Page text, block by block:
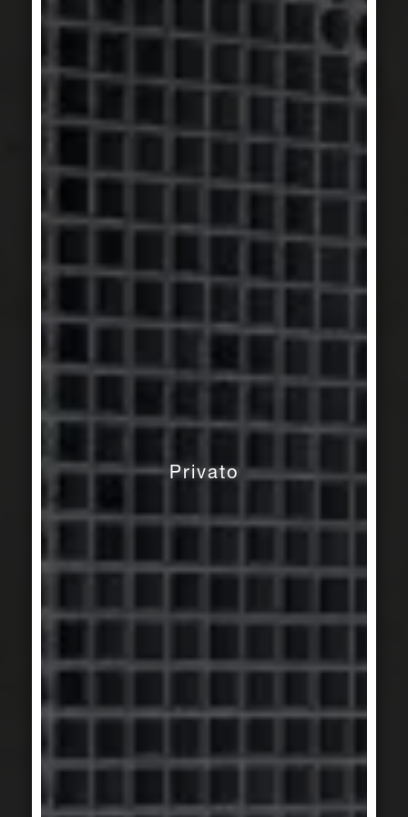
Privato